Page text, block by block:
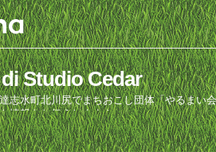
Studio Cedar
志水町北川尻でまちおこし団体「やるまい
情報をお伝えします！